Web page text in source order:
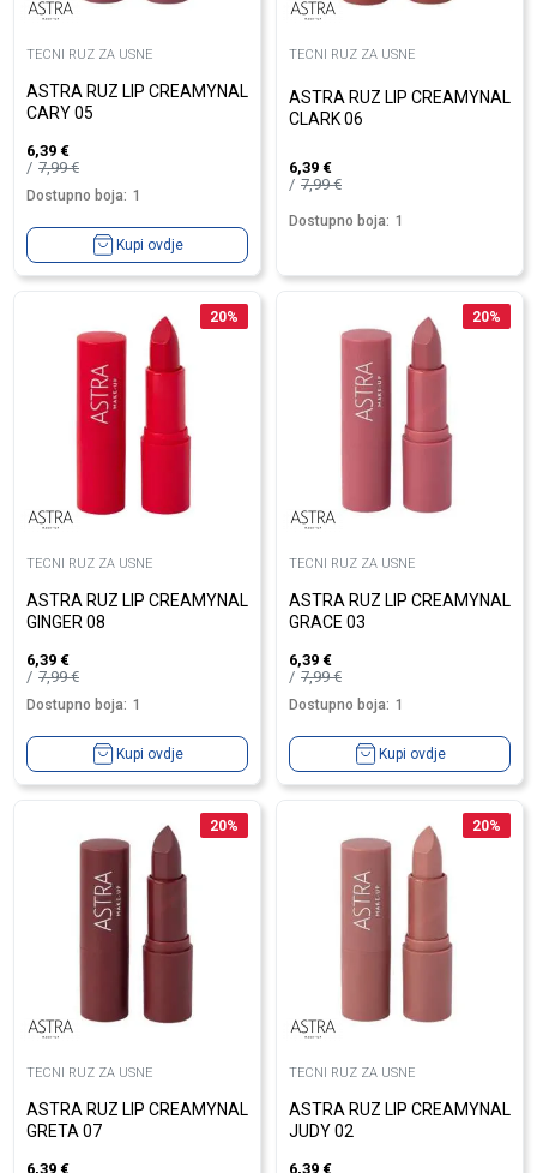
TECNI RUZ ZA USNE
ASTRA RUZ LIP CREAMYNAL
CARY 05
6,39 €
7,99€
Dostupno boja: 1
Kupi ovdje
TECNI RUZ ZA USNE
ASTRA RUZ LIP CREAMYNAL
CLARK 06
6,39 €
7,99€
Dostupno boja: 1
20%
TECNI RUZ ZA USNE
ASTRA RUZ LIP CREAMYNAL
GINGER 08
6,39 €
7,99€
Dostupno boja: 1
Kupi ovdje
20%
TECNI RUZ ZA USNE
ASTRA RUZ LIP CREAMYNAL
GRACE 03
6,39 €
7,99€
Dostupno boja: 1
Kupi ovdje
20%
TECNI RUZ ZA USNE
ASTRA RUZ LIP CREAMYNAL
GRETA 07
6,39 €
20%
TECNI RUZ ZA USNE
ASTRA RUZ LIP CREAMYNAL
JUDY 02
6,39 €